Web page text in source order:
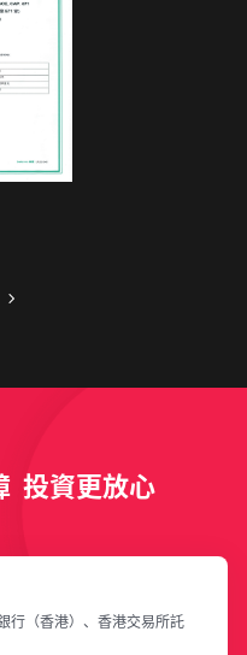
投資更放心
行（香港）、香港交易所託